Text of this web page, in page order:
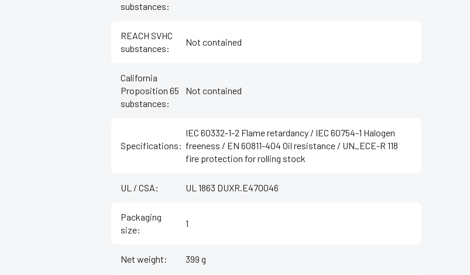
substances:
REACH SVHC
substances:
Not contained
California
Proposition 65
substances:
Not contained
Specifications:
IEC 60332-1-2 Flame retardancy / IEC 60754-1 Halogen
freeness / EN 60811-404 Oil resistance / UN_ECE-R 118
fire protection for rolling stock
UL / CSA: UL 1863 DUXR.E470046
Packaging
size:
1
Net weight: 399 g